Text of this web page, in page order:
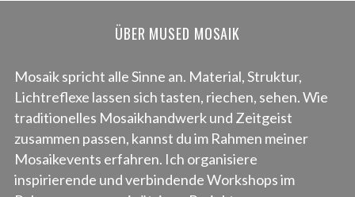
ÜBER MUSED MOSAIK
Mosaik spricht alle Sinne an. Material, Struktur,
Lichtreflexe lassen sich tasten, riechen, sehen. Wie
traditionelles Mosaikhandwerk und Zeitgeist
zusammen passen, kannst du im Rahmen meiner
Mosaikevents erfahren. Ich organisiere
inspirierende und verbindende Workshops im